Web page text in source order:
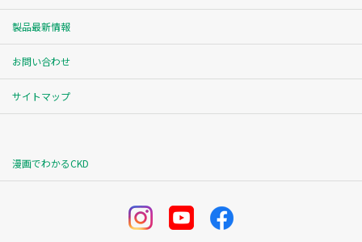
製品最新情報
お問い合わせ
サイトマップ
漫画でわかるCKD